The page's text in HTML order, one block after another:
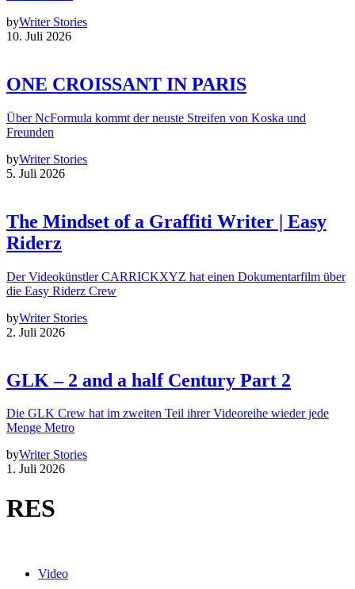
byWriter Stories
10. Juli 2026
ONE CROISSANT IN PARIS
Über NcFormula kommt der neuste Streifen von Koska und
Freunden
byWriter Stories
5. Juli 2026
The Mindset of a Graffiti Writer | Easy
Riderz
Der Videokünstler CARRICKXYZ hat einen Dokumentarfilm über
die Easy Riderz Crew
byWriter Stories
2. Juli 2026
GLK – 2 and a half Century Part 2
Die GLK Crew hat im zweiten Teil ihrer Videoreihe wieder jede
Menge Metro
byWriter Stories
1. Juli 2026
RES
Video